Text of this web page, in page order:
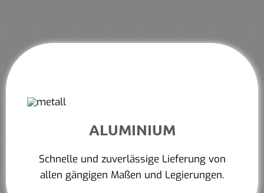
ALUMINIUM
Schnelle und zuverlässige Lieferung von
allen gängigen Maßen und Legierungen.